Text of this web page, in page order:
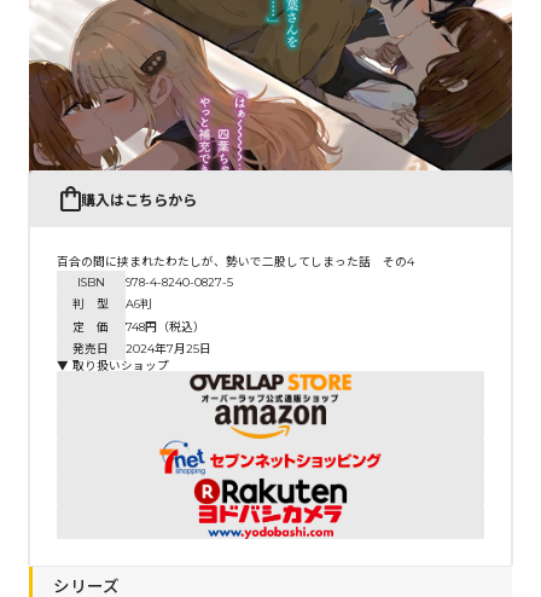
購入はこちらから
百合の間に挟まれたわたしが、勢いで二股してしまった話 その4
ISBN
978-4-8240-0827-5
判 型
A6判
定 価
748円（税込）
発売日
2024年7月25日
▼ 取り扱いショップ
シリーズ